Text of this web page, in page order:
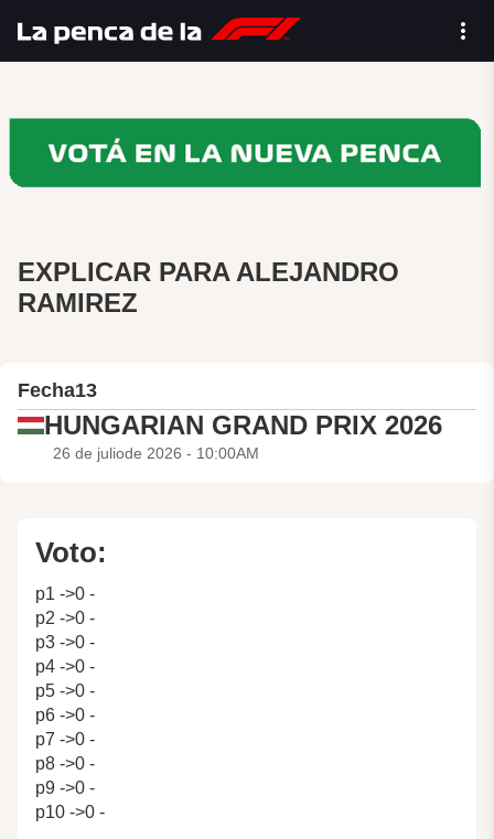
EXPLICAR PARA ALEJANDRO
RAMIREZ
Fecha13
HUNGARIAN GRAND PRIX 2026
26 de juliode 2026 - 10:00AM
Voto:
p1 ->0 -
p2 ->0 -
p3 ->0 -
p4 ->0 -
p5 ->0 -
p6 ->0 -
p7 ->0 -
p8 ->0 -
p9 ->0 -
p10 ->0 -